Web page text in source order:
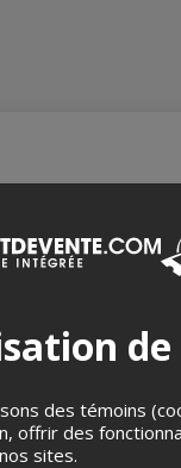
de confirmer
de
des témoins
offrir des
sites.